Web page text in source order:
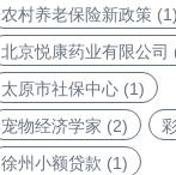
农村养老保险新政策(1)
北京悦康药业有限公司
太原市社保中心(1)
宠物经济学家 (2)
徐州小额贷款 (1)